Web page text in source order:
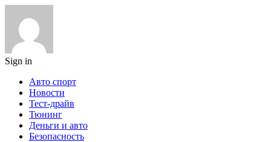
Sign in
Авто спорт
Новости
Тест-драйв
Тюнинг
Деньги и авто
Безопасность